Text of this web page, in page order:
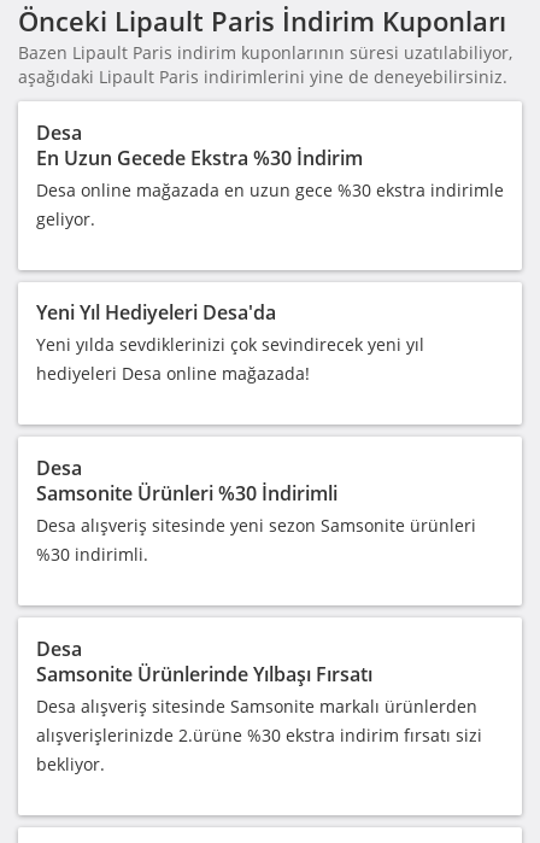
Önceki Lipault Paris İndirim Kuponları
Bazen Lipault Paris indirim kuponlarının süresi uzatılabiliyor,
aşağıdaki Lipault Paris indirimlerini yine de deneyebilirsiniz.
Desa
En Uzun Gecede Ekstra %30 İndirim
Desa online mağazada en uzun gece %30 ekstra indirimle
geliyor.
Yeni Yıl Hediyeleri Desa'da
Yeni yılda sevdiklerinizi çok sevindirecek yeni yıl
hediyeleri Desa online mağazada!
Desa
Samsonite Ürünleri %30 İndirimli
Desa alışveriş sitesinde yeni sezon Samsonite ürünleri
%30 indirimli.
Desa
Samsonite Ürünlerinde Yılbaşı Fırsatı
Desa alışveriş sitesinde Samsonite markalı ürünlerden
alışverişlerinizde 2.ürüne %30 ekstra indirim fırsatı sizi
bekliyor.